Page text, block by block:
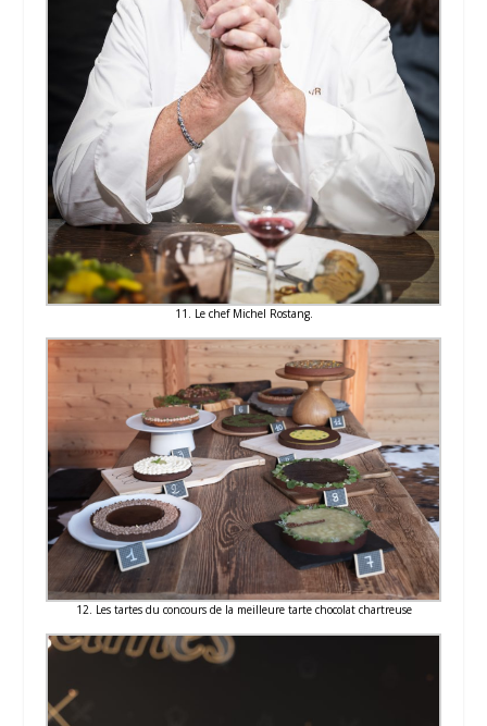
11. Le chef Michel Rostang.
12. Les tartes du concours de la meilleure tarte chocolat chartreuse